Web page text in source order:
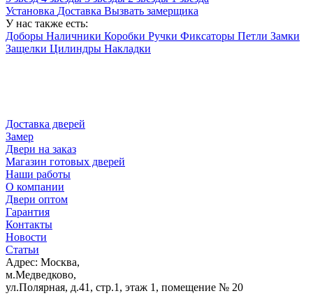
Установка Доставка Вызвать замерщика
У нас также есть:
Доборы Наличники Коробки Ручки Фиксаторы Петли Замки
Защелки Цилиндры Накладки
Доставка дверей
Замер
Двери на заказ
Магазин готовых дверей
Наши работы
О компании
Двери оптом
Гарантия
Контакты
Новости
Статьи
Адрес: Москва,
м.Медведково,
ул.Полярная, д.41, стр.1, этаж 1, помещение № 20